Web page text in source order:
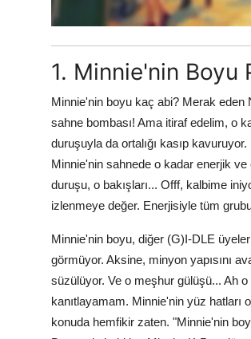
1. Minnie'nin Boyu
Minnie'nin boyu kaç abi? Merak eden
sahne bombası! Ama itiraf edelim, o
duruşuyla da ortalığı kasıp
Minnie'nin sahnede o kadar enerjik ve
duruşu, o bakışları... Offf, kalbime
izlenmeye değer. Enerjisiyle tüm
Minnie'nin boyu, diğer (G)I-DLE
görmüyor. Aksine, minyon yapısını
süzülüyor. Ve o meşhur gülüşü... Ah
kanıtlayamam. Minnie'nin yüz hatları
konuda hemfikir zaten. "Minnie'nin